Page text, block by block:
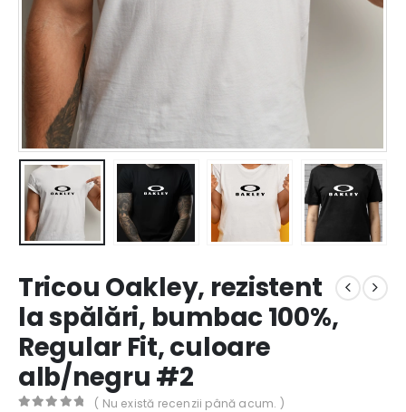
Tricou Oakley, rezistent
la spălări, bumbac 100%,
Regular Fit, culoare
alb/negru #2
( Nu există recenzii până acum. )